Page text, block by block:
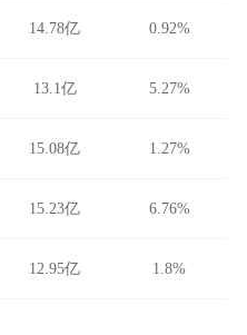
14.78亿 0.92%
13.1亿 5.27%
15.08亿 1.27%
15.23亿 6.76%
12.95亿 1.8%